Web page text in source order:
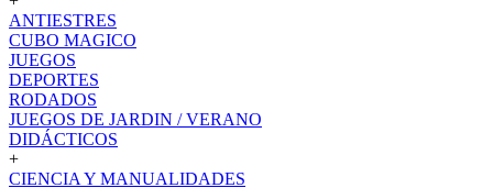
ANTIESTRES
CUBO MAGICO
JUEGOS
DEPORTES
RODADOS
JUEGOS DE JARDIN / VERANO
DIDÁCTICOS
+
CIENCIA Y MANUALIDADES